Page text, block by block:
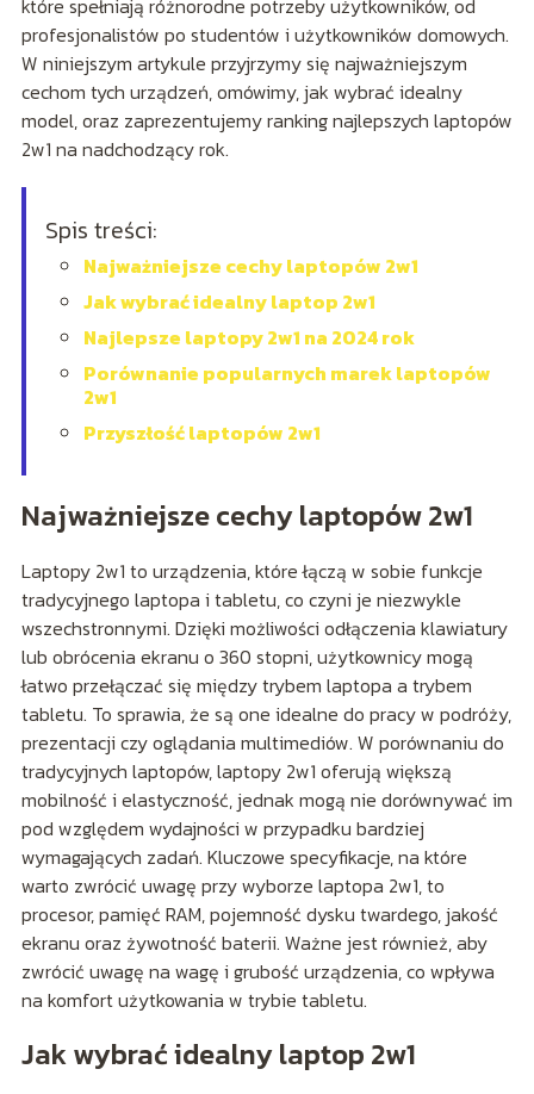
które spełniają różnorodne potrzeby użytkowników, od
profesjonalistów po studentów i użytkowników domowych.
W niniejszym artykule przyjrzymy się najważniejszym
cechom tych urządzeń, omówimy, jak wybrać idealny
model, oraz zaprezentujemy ranking najlepszych laptopów
2w1 na nadchodzący rok.
Spis treści:
Najważniejsze cechy laptopów 2w1
Jak wybrać idealny laptop 2w1
Najlepsze laptopy 2w1 na 2024 rok
Porównanie popularnych marek laptopów
2w1
Przyszłość laptopów 2w1
Najważniejsze cechy laptopów 2w1
Laptopy 2w1 to urządzenia, które łączą w sobie funkcje
tradycyjnego laptopa i tabletu, co czyni je niezwykle
wszechstronnymi. Dzięki możliwości odłączenia klawiatury
lub obrócenia ekranu o 360 stopni, użytkownicy mogą
łatwo przełączać się między trybem laptopa a trybem
tabletu. To sprawia, że są one idealne do pracy w podróży,
prezentacji czy oglądania multimediów. W porównaniu do
tradycyjnych laptopów, laptopy 2w1 oferują większą
mobilność i elastyczność, jednak mogą nie dorównywać im
pod względem wydajności w przypadku bardziej
wymagających zadań. Kluczowe specyfikacje, na które
warto zwrócić uwagę przy wyborze laptopa 2w1, to
procesor, pamięć RAM, pojemność dysku twardego, jakość
ekranu oraz żywotność baterii. Ważne jest również, aby
zwrócić uwagę na wagę i grubość urządzenia, co wpływa
na komfort użytkowania w trybie tabletu.
Jak wybrać idealny laptop 2w1